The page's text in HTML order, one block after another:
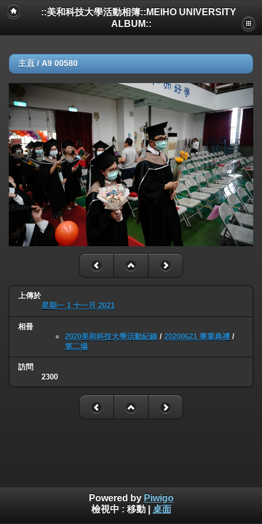
::美和科技大學活動相簿::MEIHO UNIVERSITY
ALBUM::
主頁 / A9 00580
上傳於
星期一 1 十一月 2021
相冊
2020美和科技大學活動紀錄 / 20200621 畢業典禮 /
第二場
訪問
2300
Powered by Piwigo
檢視中 : 移動| 桌面